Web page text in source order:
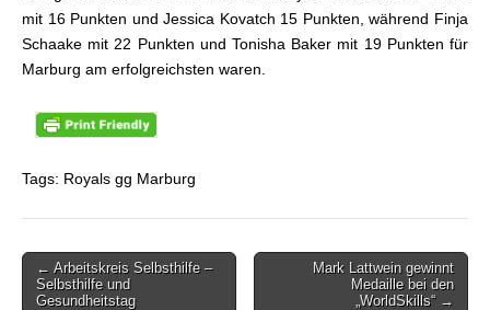
mit 16 Punkten und Jessica Kovatch 15 Punkten, während Finja
Schaake mit 22 Punkten und Tonisha Baker mit 19 Punkten für
Marburg am erfolgreichsten waren.
Tags: Royals gg Marburg
Beitragsnavigation
← Arbeitskreis Selbsthilfe –
Selbsthilfe und
Gesundheitstag
Mark Lattwein gewinnt
Medaille bei den
„WorldSkills“ →